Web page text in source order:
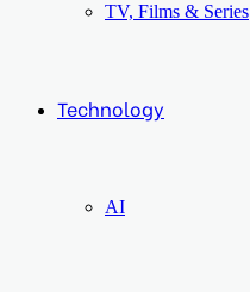
TV, Films & Series
Technology
AI